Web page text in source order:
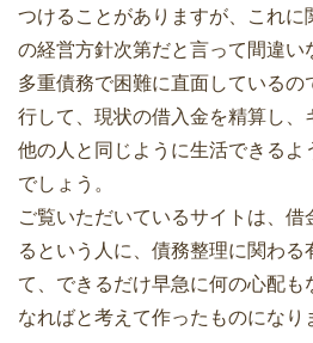
つけることがありますが、これに
の経営方針次第だと言って間違い
多重債務で困難に直面しているの
行して、現状の借入金を精算し、
他の人と同じように生活できるよ
でしょう。
ご覧いただいているサイトは、
るという人に、債務整理に関わる
て、できるだけ早急に何の心配も
なればと考えて作ったものになり